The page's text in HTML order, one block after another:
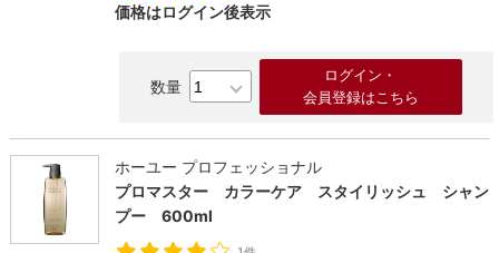
価格はログイン後表示
ログイン・
会員登録はこちら
ホーユー プロフェッショナル
プロマスター カラーケア スタイリッシュ シャン
プー 600ml